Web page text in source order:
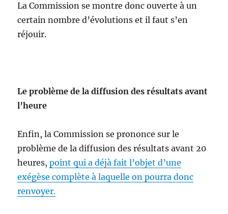
La Commission se montre donc ouverte à un
certain nombre d’évolutions et il faut s’en
réjouir.
Le problème de la diffusion des résultats avant
l’heure
Enfin, la Commission se prononce sur le
problème de la diffusion des résultats avant 20
heures,point qui a déjà fait l’objet d’une
exégèse complète à laquelle on pourra donc
renvoyer.